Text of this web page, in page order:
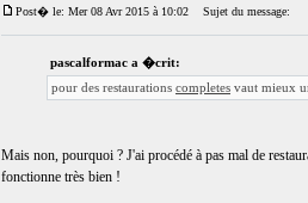
Post� le: Mer 08 Avr 2015 à 10:02 Sujet du message:
pascalformac a �crit:
pour des restaurations completes vaut mieux
Mais non, pourquoi ? J'ai procédé à pas mal de
fonctionne très bien !